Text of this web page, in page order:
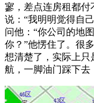
寥，差点连房租都付
说：“我明明觉得自
问他：“你公司的地
你？”他愣住了。很
想清楚了，实际上只
航，一脚油门踩下去